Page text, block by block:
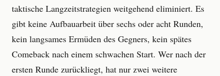
taktische Langzeitstrategien weitgehend eliminiert. Es
gibt keine Aufbauarbeit über sechs oder acht Runden,
kein langsames Ermüden des Gegners, kein spätes
Comeback nach einem schwachen Start. Wer nach der
ersten Runde zurückliegt, hat nur zwei weitere